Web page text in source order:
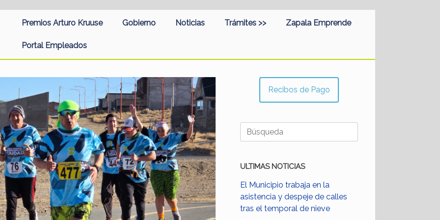
Premios Arturo Kruuse Gobierno Noticias Trámites >> Zapala Emprende
Portal Empleados
Recibos de Pago
Buscar:
ULTIMAS NOTICIAS
El Municipio trabaja en la
asistencia y despeje de calles
tras el temporal de nieve